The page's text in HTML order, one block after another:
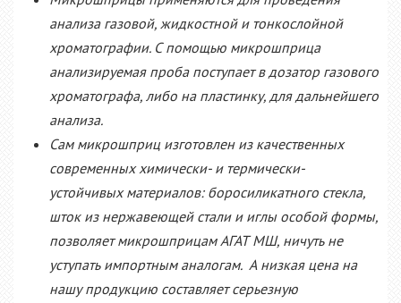
анализа газовой, жидкостной и тонкослойной
хроматографии. С помощью микрошприца
анализируемая проба поступает в дозатор газового
хроматографа, либо на пластинку, для дальнейшего
анализа.
Сам микрошприц изготовлен из качественных
современных химически- и термически-
устойчивых материалов: боросиликатного стекла,
шток из нержавеющей стали и иглы особой формы,
позволяет микрошприцам АГАТ МШ, ничуть не
уступать импортным аналогам. А низкая цена на
нашу продукцию составляет серьезную